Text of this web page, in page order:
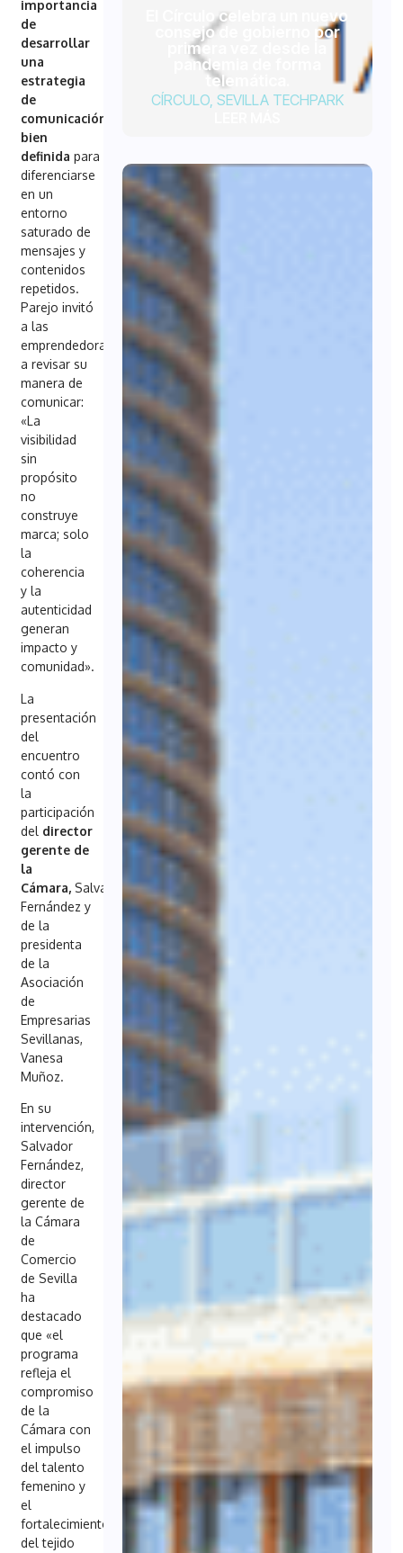
importancia
de
desarrollar
una
estrategia
de
comunicación
bien
definida para
diferenciarse
en un
entorno
saturado de
mensajes y
contenidos
repetidos.
Parejo invitó
a las
emprendedoras
a revisar su
manera de
comunicar:
«La
visibilidad
sin
propósito
no
construye
marca; solo
la
coherencia
y la
autenticidad
generan
impacto y
comunidad».
La
presentación
del
encuentro
contó con
la
participación
del director
gerente de
la
Cámara, Salvador
Fernández y
de la
presidenta
de la
Asociación
de
Empresarias
Sevillanas,
Vanesa
Muñoz.
En su
intervención,
Salvador
Fernández,
director
gerente de
la Cámara
de
Comercio
de Sevilla
ha
destacado
que «el
programa
refleja el
compromiso
de la
Cámara con
el impulso
del talento
femenino y
el
fortalecimiento
del tejido
El Círculo celebra un nuevo
consejo de gobierno por
primera vez desde la
pandemia de forma
telemática.
CÍRCULO, SEVILLA TECHPARK